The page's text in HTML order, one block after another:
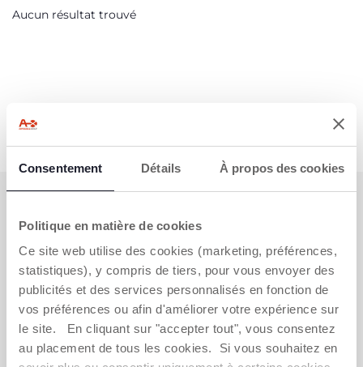
Consentement Détails À propos des cookies
Politique en matière de cookies
Ce site web utilise des cookies (marketing, préférences,
statistiques), y compris de tiers, pour vous envoyer des
publicités et des services personnalisés en fonction de
vos préférences ou afin d'améliorer votre expérience sur
le site. En cliquant sur "accepter tout", vous consentez
au placement de tous les cookies. Si vous souhaitez en
Aucun résultat trouvé
Immédiatement pour vous un bon de 10 € à
VOUS-AVEZ BESOIN DE NOUS